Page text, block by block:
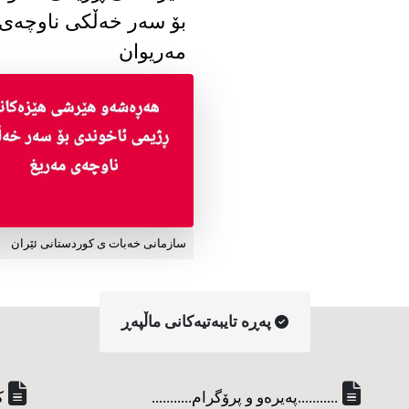
بۆ سەر خەڵکی
مەریوان
سازمانی خەبات ی کوردستانی ئێران
په‌ڕه‌ تایبه‌تیه‌کانی ماڵپه‌ڕ
...........په‌یره‌و و پرۆگرام...........